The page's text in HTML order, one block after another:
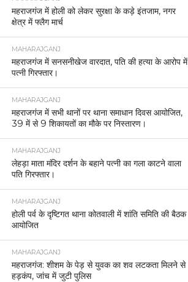
महराजगंज में होली को लेकर सुरक्षा के कड़े इंतजाम, नगर
क्षेत्र में फ्लैग मार्च
MAHARAJGANJ
महराजगंज में सनसनीखेज वारदात, पति की हत्या के आरोप में
पत्नी गिरफ्तार।
MAHARAJGANJ
महराजगंज में सभी थानों पर थाना समाधान दिवस आयोजित,
39 में से 9 शिकायतों का मौके पर निस्तारण।
MAHARAJGANJ
लेहड़ा माता मंदिर दर्शन के बहाने पत्नी का गला काटने वाला
पति गिरफ्तार।
MAHARAJGANJ
होली पर्व के दृष्टिगत थाना कोतवाली में शांति समिति की बैठक
आयोजित
MAHARAJGANJ
महराजगंज: शीशम के पेड़ से युवक का शव लटकता मिलने से
हड़कंप, जांच में जुटी पुलिस